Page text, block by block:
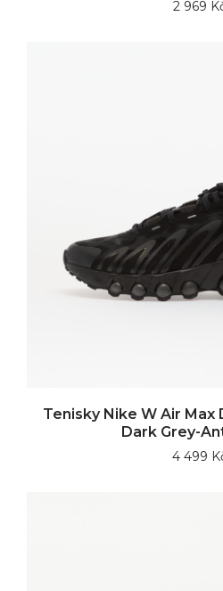
2 969
Tenisky Nike W Air Max
Dark Grey-
4 499